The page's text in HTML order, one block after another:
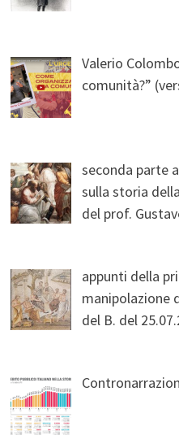
Valerio
comunità?”
seconda parte
sulla storia
del prof.
appunti della
manipolazione
del B. del